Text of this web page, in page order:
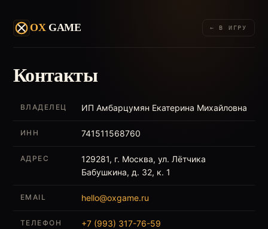
OXGAME ← В ИГРУ
Контакты
ВЛАДЕЛЕЦ ИП Амбарцумян Екатерина Михайловна
ИНН 741511568760
АДРЕС
129281, г. Москва, ул. Лётчика
Бабушкина, д. 32, к. 1
EMAIL hello@oxgame.ru
ТЕЛЕФОН +7 (993) 317-76-59